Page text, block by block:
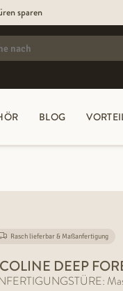
sparen
BLOG
Rasch lieferbar & Maßanfertigung
DEEP